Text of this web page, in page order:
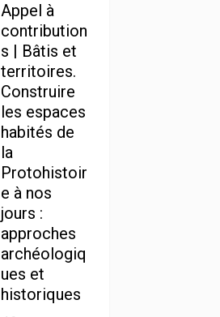
Appel à
contribution
s | Bâtis et
territoires.
Construire
les espaces
habités de
la
Protohistoir
e à nos
jours :
approches
archéologiq
ues et
historiques